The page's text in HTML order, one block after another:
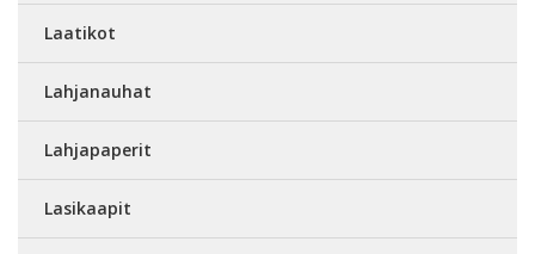
Laatikot
Lahjanauhat
Lahjapaperit
Lasikaapit